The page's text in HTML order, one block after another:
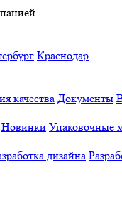
Краснодар
качества Документы
Новинки Упаковочные
дизайна